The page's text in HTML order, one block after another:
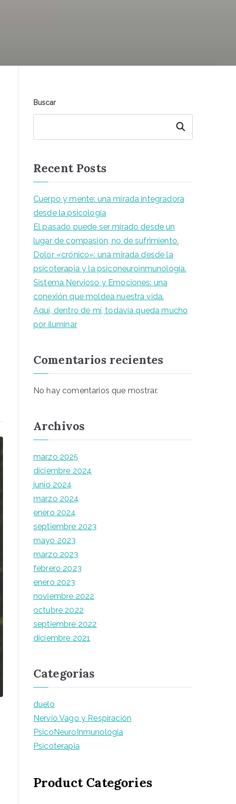
Buscar
Buscar
Recent Posts
Cuerpo y mente: una mirada integradora
desde la psicología
El pasado puede ser mirado desde un
lugar de compasión, no de sufrimiento.
Dolor «crónico»: una mirada desde la
psicoterapia y la psiconeuroinmunología.
Sistema Nervioso y Emociones: una
conexión que moldea nuestra vida.
Aquí, dentro de mí, todavía queda mucho
por iluminar
Comentarios recientes
No hay comentarios que mostrar.
Archivos
marzo 2025
diciembre 2024
junio 2024
marzo 2024
enero 2024
septiembre 2023
mayo 2023
marzo 2023
febrero 2023
enero 2023
noviembre 2022
octubre 2022
septiembre 2022
diciembre 2021
Categorias
duelo
Nervio Vago y Respiración
PsicoNeuroInmunologia
Psicoterapia
Product Categories